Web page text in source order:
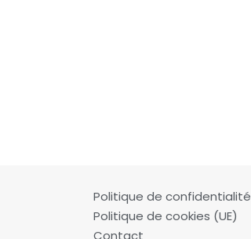
Politique de confidentialité
Politique de cookies (UE)
Contact